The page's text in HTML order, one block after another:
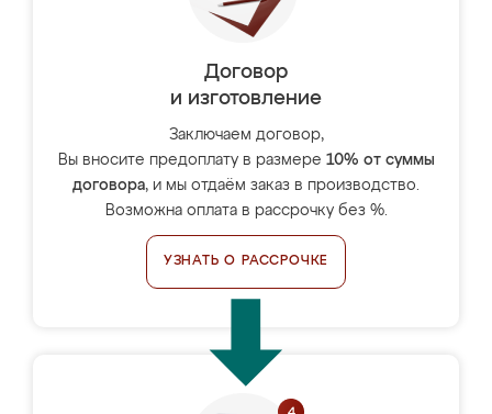
Договор
и изготовление
Заключаем договор,
Вы вносите предоплату в размере 10% от суммы
договора, и мы отдаём заказ в производство.
Возможна оплата в рассрочку без %.
УЗНАТЬ О РАССРОЧКЕ